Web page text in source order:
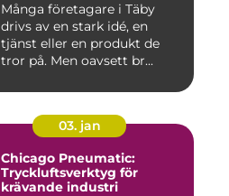
Många företagare i Täby
drivs av en stark idé, en
tjänst eller en produkt de
tror på. Men oavsett br...
03. jan
Chicago Pneumatic:
Tryckluftsverktyg för
krävande industri